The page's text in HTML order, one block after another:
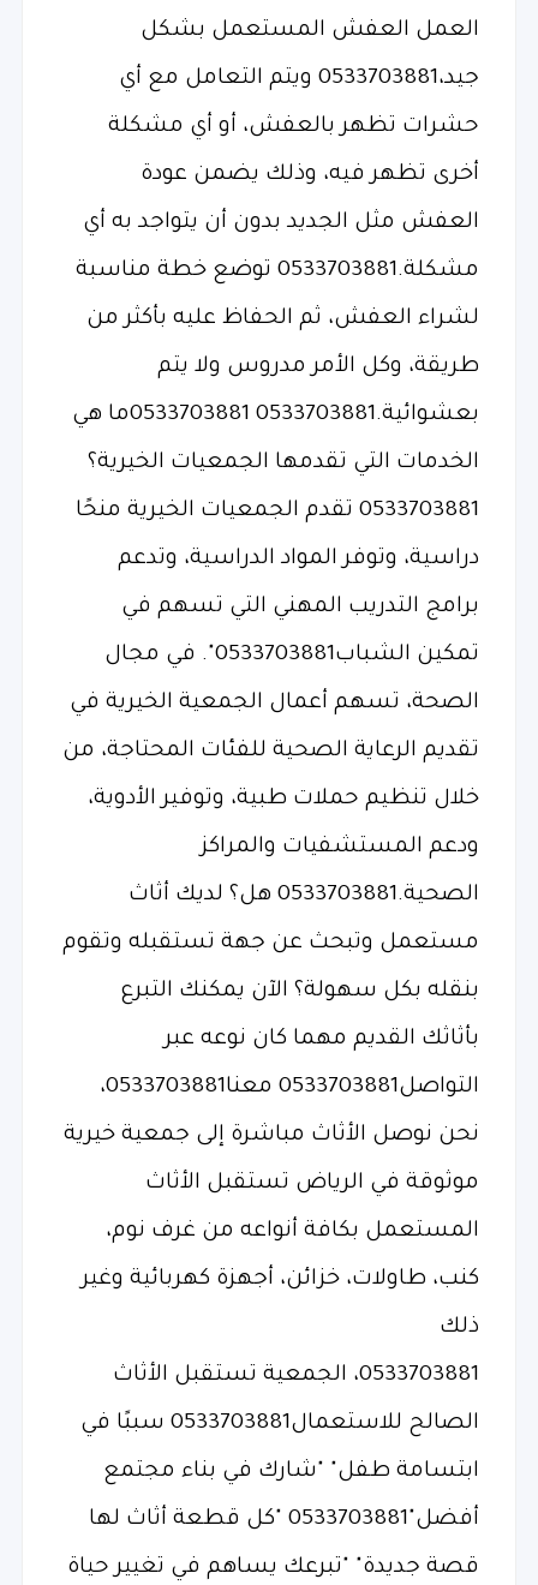
العمل العفش المستعمل بشكل
جيد،0533703881 ويتم التعامل مع أي
حشرات تظهر بالعفش، أو أي مشكلة
أخرى تظهر فيه، وذلك يضمن عودة
العفش مثل الجديد بدون أن يتواجد به أي
مشكلة.0533703881 توضع خطة مناسبة
لشراء العفش، ثم الحفاظ عليه بأكثر من
طريقة، وكل الأمر مدروس ولا يتم
بعشوائية.0533703881 0533703881ما هي
الخدمات التي تقدمها الجمعيات الخيرية؟
0533703881 تقدم الجمعيات الخيرية منحًا
دراسية، وتوفر المواد الدراسية، وتدعم
برامج التدريب المهني التي تسهم في
تمكين الشباب0533703881". في مجال
الصحة، تسهم أعمال الجمعية الخيرية في
تقديم الرعاية الصحية للفئات المحتاجة، من
خلال تنظيم حملات طبية، وتوفير الأدوية،
ودعم المستشفيات والمراكز
الصحية.0533703881 هل؟ لديك أثاث
مستعمل وتبحث عن جهة تستقبله وتقوم
بنقله بكل سهولة؟ الآن يمكنك التبرع
بأثاثك القديم مهما كان نوعه عبر
التواصل0533703881 معنا0533703881،
نحن نوصل الأثاث مباشرة إلى جمعية خيرية
موثوقة في الرياض تستقبل الأثاث
المستعمل بكافة أنواعه من غرف نوم،
كنب، طاولات، خزائن، أجهزة كهربائية وغير
ذلك
0533703881، الجمعية تستقبل الأثاث
الصالح للاستعمال0533703881 سببًا في
ابتسامة طفل" "شارك في بناء مجتمع
أفضل"0533703881 "كل قطعة أثاث لها
قصة جديدة" "تبرعك يساهم في تغيير حياة